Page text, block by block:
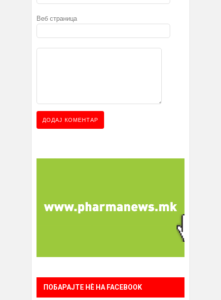
Веб страница
ПОБАРАЈТЕ НÈ НА FACEBOOK